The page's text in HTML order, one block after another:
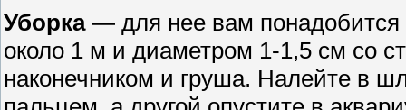
Уборка— для нее вам понадобится
около 1 м и диаметром 1-1,5 см со
наконечником и груша. Налейте в